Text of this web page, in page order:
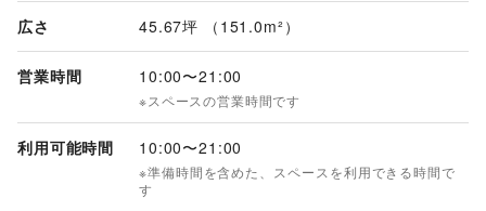
広さ 45.67坪 （151.0m²）
営業時間 10:00〜21:00
※スペースの営業時間です
利用可能時間 10:00〜21:00
※準備時間を含めた、スペースを利用できる時間で
す